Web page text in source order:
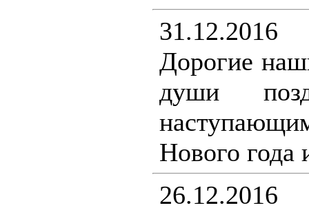
31.12.2016
Дорогие
души
Нового года
26.12.2016